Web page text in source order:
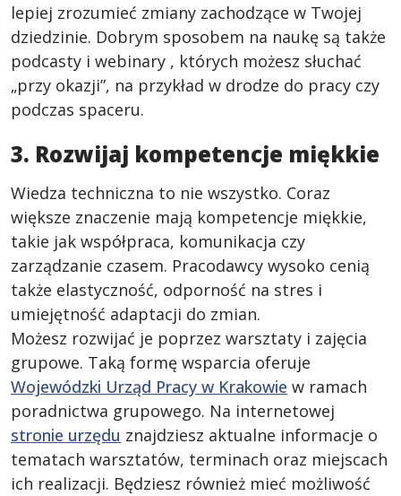
lepiej zrozumieć zmiany zachodzące w Twojej
dziedzinie. Dobrym sposobem na naukę są także
podcasty i webinary , których możesz słuchać
„przy okazji”, na przykład w drodze do pracy czy
podczas spaceru.
3. Rozwijaj kompetencje miękkie
Wiedza techniczna to nie wszystko. Coraz
większe znaczenie mają kompetencje miękkie,
takie jak współpraca, komunikacja czy
zarządzanie czasem. Pracodawcy wysoko cenią
także elastyczność, odporność na stres i
umiejętność adaptacji do zmian.
Możesz rozwijać je poprzez warsztaty i zajęcia
grupowe. Taką formę wsparcia oferuje
Wojewódzki Urząd Pracy w Krakowie w ramach
poradnictwa grupowego. Na internetowej
stronie urzędu znajdziesz aktualne informacje o
tematach warsztatów, terminach oraz miejscach
ich realizacji. Będziesz również mieć możliwość